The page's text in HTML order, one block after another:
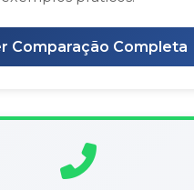
Comparação Completa